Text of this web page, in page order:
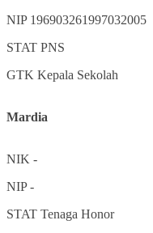
NIP 196903261997032005
STAT PNS
GTK Kepala Sekolah
Mardia
NIK -
NIP-
STAT Tenaga Honor